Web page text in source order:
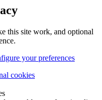
this site work, and optional
your preferences
cookies